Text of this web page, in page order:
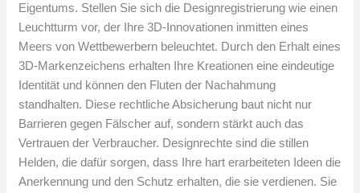
Eigentums. Stellen Sie sich die Designregistrierung wie einen
Leuchtturm vor, der Ihre 3D-Innovationen inmitten eines
Meers von Wettbewerbern beleuchtet. Durch den Erhalt eines
3D-Markenzeichens erhalten Ihre Kreationen eine eindeutige
Identität und können den Fluten der Nachahmung
standhalten. Diese rechtliche Absicherung baut nicht nur
Barrieren gegen Fälscher auf, sondern stärkt auch das
Vertrauen der Verbraucher. Designrechte sind die stillen
Helden, die dafür sorgen, dass Ihre hart erarbeiteten Ideen die
Anerkennung und den Schutz erhalten, die sie verdienen. Sie